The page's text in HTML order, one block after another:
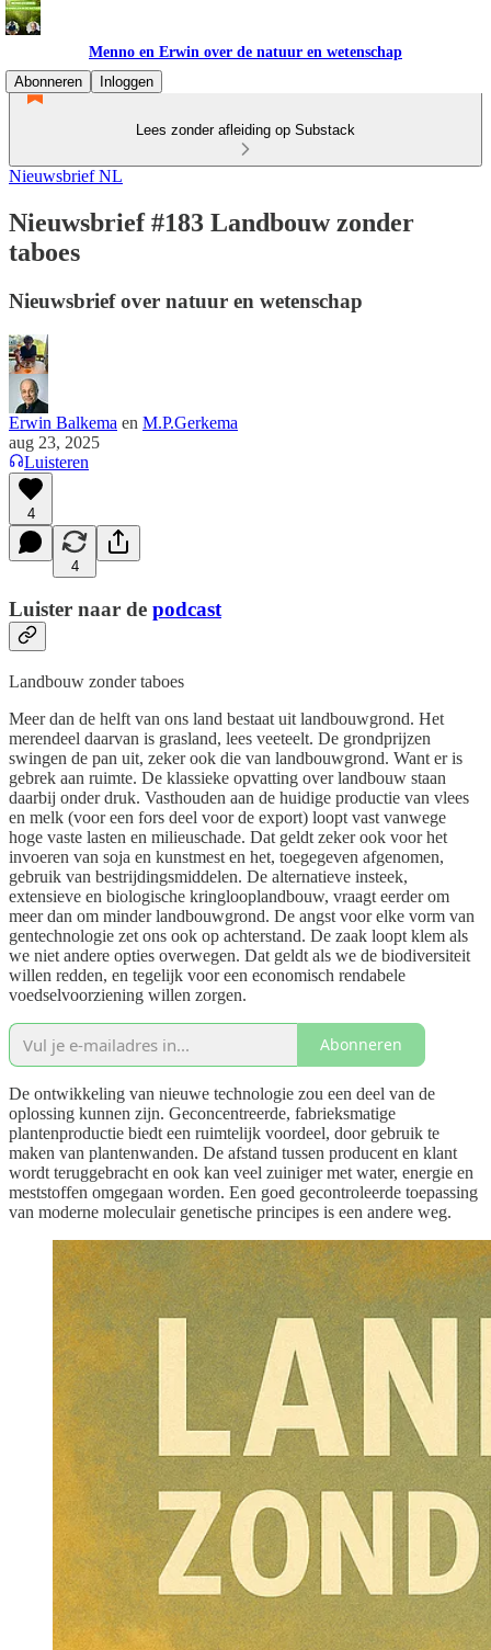
Menno en Erwin over de natuur en wetenschap
Abonneren
Inloggen
Lees zonder afleiding op Substack
Nieuwsbrief NL
Nieuwsbrief #183 Landbouw zonder
taboes
Nieuwsbrief over natuur en wetenschap
Erwin Balkema en M.P.Gerkema
aug 23, 2025
Luisteren
4
4
Luister naar de podcast
Landbouw zonder taboes
Meer dan de helft van ons land bestaat uit landbouwgrond. Het
merendeel daarvan is grasland, lees veeteelt. De grondprijzen
swingen de pan uit, zeker ook die van landbouwgrond. Want er is
gebrek aan ruimte. De klassieke opvatting over landbouw staan
daarbij onder druk. Vasthouden aan de huidige productie van vlees
en melk (voor een fors deel voor de export) loopt vast vanwege
hoge vaste lasten en milieuschade. Dat geldt zeker ook voor het
invoeren van soja en kunstmest en het, toegegeven afgenomen,
gebruik van bestrijdingsmiddelen. De alternatieve insteek,
extensieve en biologische kringlooplandbouw, vraagt eerder om
meer dan om minder landbouwgrond. De angst voor elke vorm van
gentechnologie zet ons ook op achterstand. De zaak loopt klem als
we niet andere opties overwegen. Dat geldt als we de biodiversiteit
willen redden, en tegelijk voor een economisch rendabele
voedselvoorziening willen zorgen.
Abonneren
De ontwikkeling van nieuwe technologie zou een deel van de
oplossing kunnen zijn. Geconcentreerde, fabrieksmatige
plantenproductie biedt een ruimtelijk voordeel, door gebruik te
maken van plantenwanden. De afstand tussen producent en klant
wordt teruggebracht en ook kan veel zuiniger met water, energie en
meststoffen omgegaan worden. Een goed gecontroleerde toepassing
van moderne moleculair genetische principes is een andere weg.